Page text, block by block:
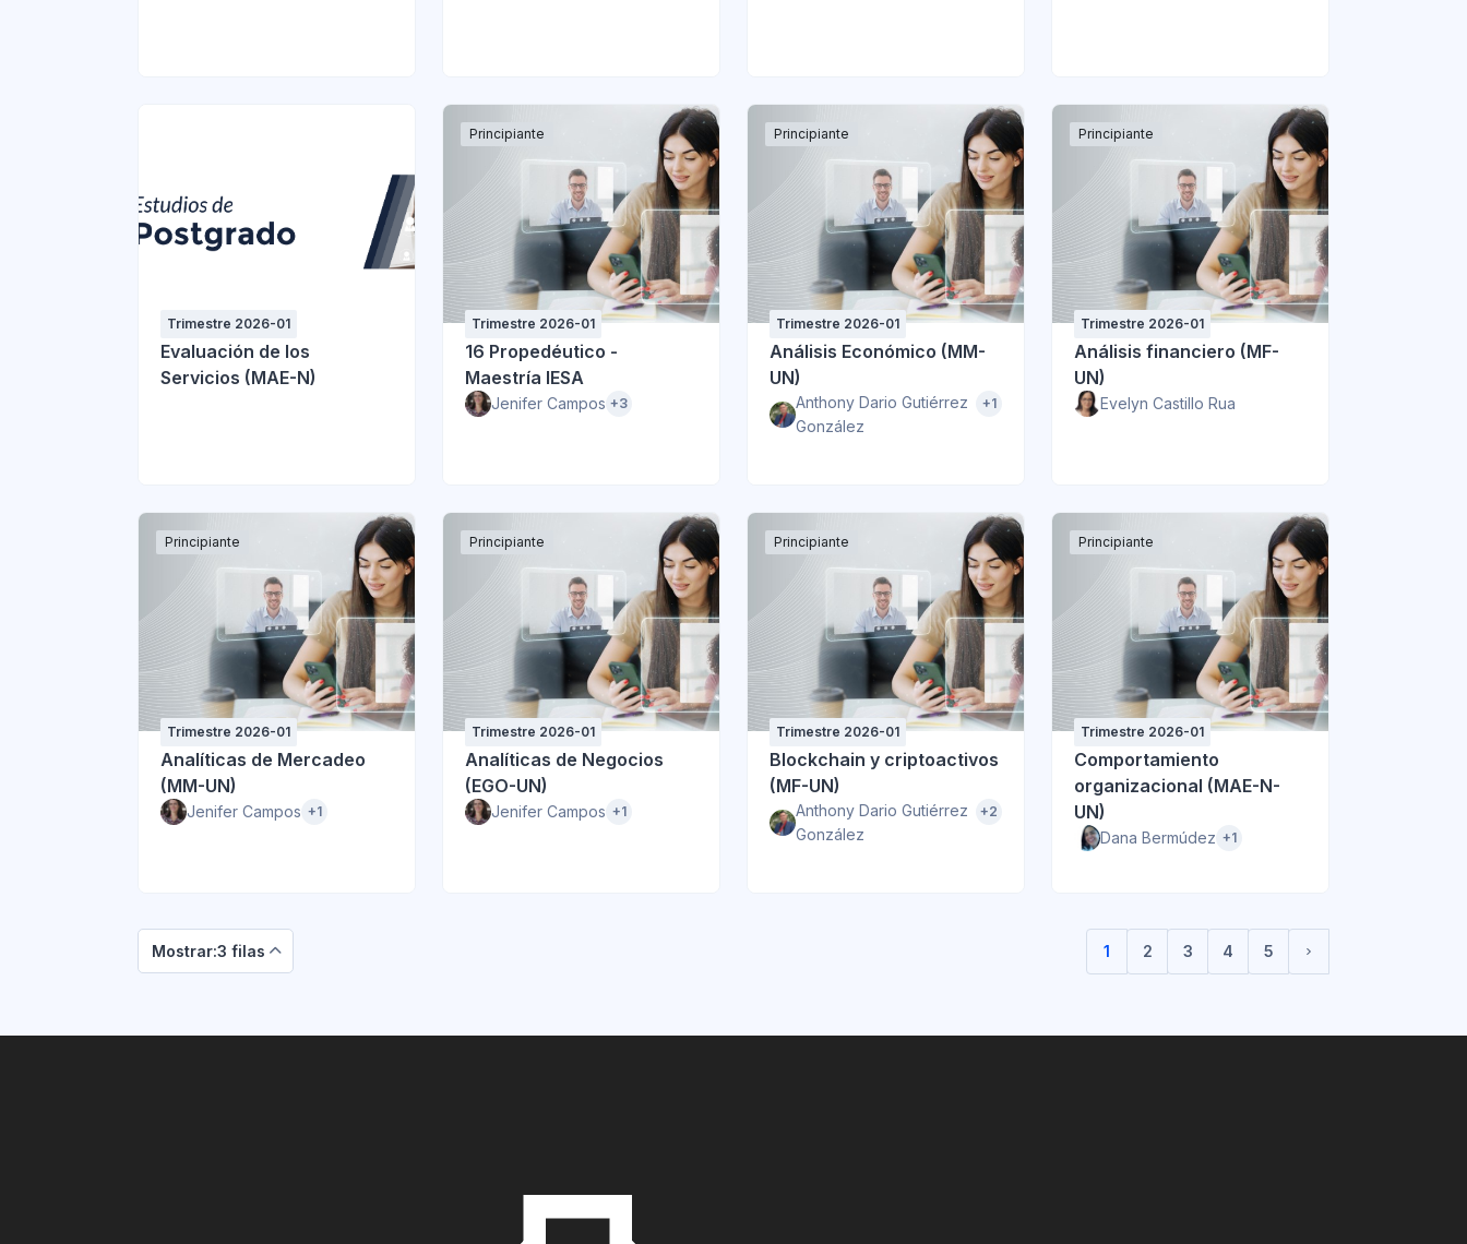
Trimestre 2026-01
Evaluación de los
Servicios (MAE-N)
Principiante
Trimestre 2026-01
16 Propedéutico -
Maestría IESA
Jenifer Campos +3
Principiante
Trimestre 2026-01
Análisis Económico (MM-
UN)
Anthony Dario Gutiérrez
González
+1
Principiante
Trimestre 2026-01
Análisis financiero (MF-
UN)
Evelyn Castillo Rua
Principiante
Trimestre 2026-01
Analíticas de Mercadeo
(MM-UN)
Jenifer Campos +1
Principiante
Trimestre 2026-01
Analíticas de Negocios
(EGO-UN)
Jenifer Campos +1
Principiante
Trimestre 2026-01
Blockchain y criptoactivos
(MF-UN)
Anthony Dario Gutiérrez
González
+2
Principiante
Trimestre 2026-01
Comportamiento
organizacional (MAE-N-
UN)
Dana Bermúdez +1
Mostrar:3 filas 1
(current)
2 3 4 5
Siguiente página